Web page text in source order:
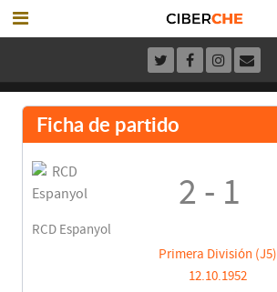
Ficha de partido
RCD Espanyol
2 - 1
Primera División (J5)
12.10.1952